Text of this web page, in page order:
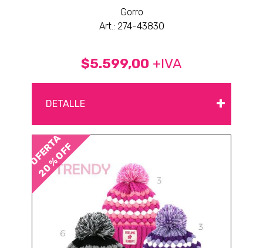
Gorro
Art.: 274-43830
$5.599,00 +IVA
DETALLE +
OFERTA
20 % OFF